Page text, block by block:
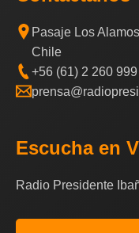
Pasaje Los
Chile
+56 (61) 2 260 999
Escucha en
Radio Presidente